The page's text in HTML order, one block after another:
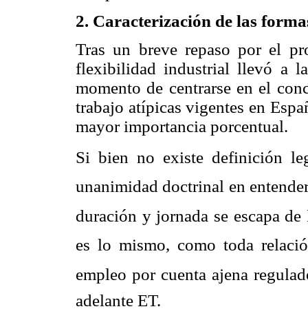
2. Caracterización de las
Tras un breve repaso por el
flexibilidad industrial llevó a la
momento de centrarse en el
trabajo atípicas vigentes en
mayor importancia porcentual.
Si bien no existe definición
unanimidad doctrinal en
duración y jornada se escapa
es lo mismo, como toda
empleo por cuenta ajena
adelante ET.